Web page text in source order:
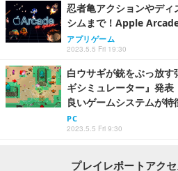
忍者亀アクションやデ
シムまで！Apple
アプリゲーム
2023.5.5 Fri 19:30
白ウサギが銃をぶっ放
ギシミュレーター』発
良いゲームシステムが特
PC
2023.5.5 Fri 9:30
プレイレポートアク